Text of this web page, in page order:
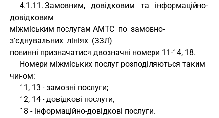
довідковим
міжміським послугам АМТС  по  замовно-
з'єднувальних  лініях  (ЗЗЛ)
повинні призначатися двозначні номери 11-14, 18.
чином:
     11, 13 - замовні послуги;
     12, 14 - довідкові послуги;
     18 - інформаційно-довідкові послуги.